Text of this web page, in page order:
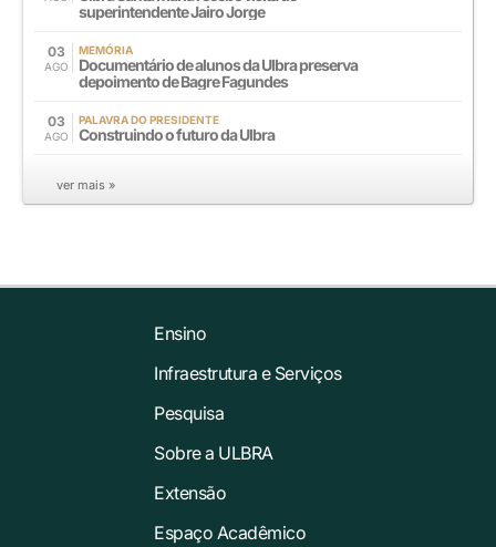
superintendente Jairo Jorge
03
AGO
MEMÓRIA
Documentário de alunos da Ulbra preserva
depoimento de Bagre Fagundes
03
AGO
PALAVRA DO PRESIDENTE
Construindo o futuro da Ulbra
ver mais »
Ensino
Infraestrutura e Serviços
Pesquisa
Sobre a ULBRA
Extensão
Espaço Acadêmico